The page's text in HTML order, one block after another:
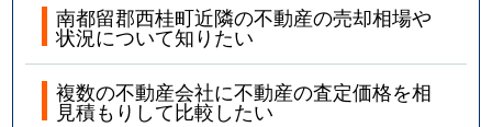
南都留郡西桂町近隣の不動産の売却相場や
状況について知りたい
複数の不動産会社に不動産の査定価格を相
見積もりして比較したい